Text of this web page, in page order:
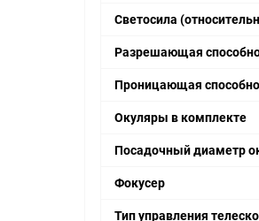
Светосила
Разрешающая
Проницающая
Окуляры в комплекте
Посадочный диаметр
Фокусер
Тип управления